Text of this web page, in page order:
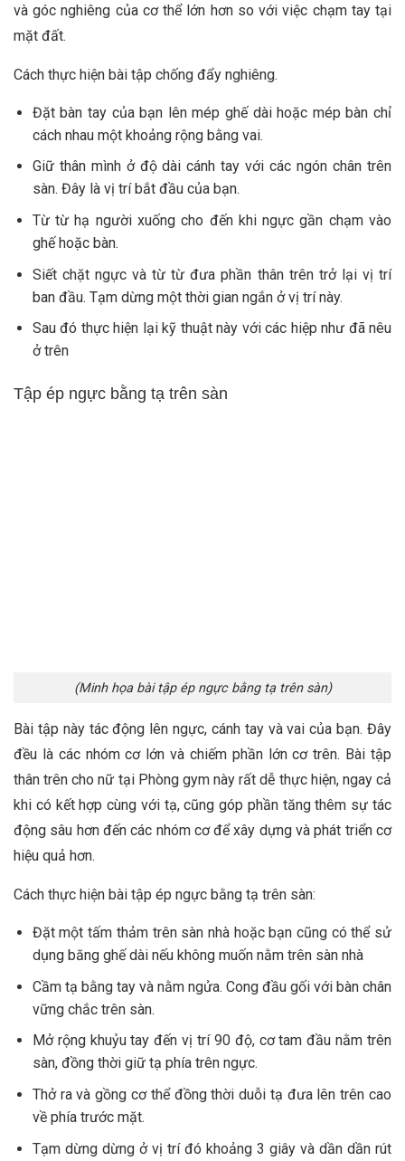
và góc nghiêng của cơ thể lớn hơn so với việc chạm tay tại
mặt đất.
Cách thực hiện bài tập chống đẩy nghiêng.
Đặt bàn tay của bạn lên mép ghế dài hoặc mép bàn chỉ
cách nhau một khoảng rộng bằng vai.
Giữ thân mình ở độ dài cánh tay với các ngón chân trên
sàn. Đây là vị trí bắt đầu của bạn.
Từ từ hạ người xuống cho đến khi ngực gần chạm vào
ghế hoặc bàn.
Siết chặt ngực và từ từ đưa phần thân trên trở lại vị trí
ban đầu. Tạm dừng một thời gian ngắn ở vị trí này.
Sau đó thực hiện lại kỹ thuật này với các hiệp như đã nêu
ở trên
Tập ép ngực bằng tạ trên sàn
(Minh họa bài tập ép ngực bằng tạ trên sàn)
Bài tập này tác động lên ngực, cánh tay và vai của bạn. Đây
đều là các nhóm cơ lớn và chiếm phần lớn cơ trên. Bài tập
thân trên cho nữ tại Phòng gym này rất dễ thực hiện, ngay cả
khi có kết hợp cùng với tạ, cũng góp phần tăng thêm sự tác
động sâu hơn đến các nhóm cơ để xây dựng và phát triển cơ
hiệu quả hơn.
Cách thực hiện bài tập ép ngực bằng tạ trên sàn:
Đặt một tấm thảm trên sàn nhà hoặc bạn cũng có thể sử
dụng băng ghế dài nếu không muốn nằm trên sàn nhà
Cầm tạ bằng tay và nằm ngửa. Cong đầu gối với bàn chân
vững chắc trên sàn.
Mở rộng khuỷu tay đến vị trí 90 độ, cơ tam đầu nằm trên
sàn, đồng thời giữ tạ phía trên ngực.
Thở ra và gồng cơ thể đồng thời duỗi tạ đưa lên trên cao
về phía trước mặt.
Tạm dừng dừng ở vị trí đó khoảng 3 giây và dần dần rút